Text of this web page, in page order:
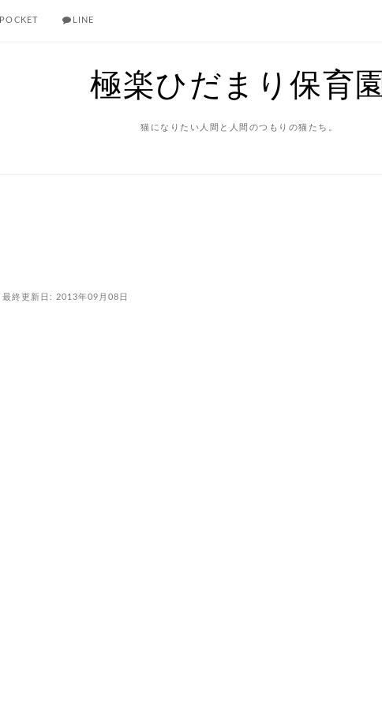
POCKET LINE
極楽ひだまり保育園
猫になりたい人間と人間のつもりの猫たち。
最終更新日: 2013年09月08日